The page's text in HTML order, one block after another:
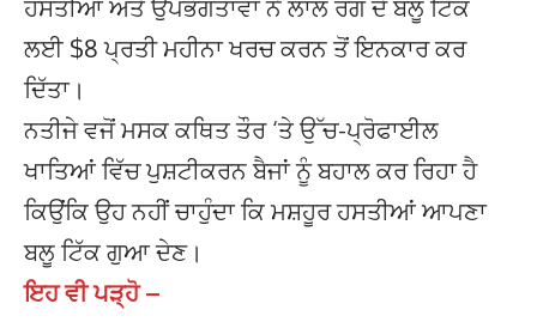
ਹਸਤੀਆਂ ਅਤੇ ਉਪਭੋਗਤਾਵਾਂ ਨੇ ਲਾਲ ਰੰਗ ਦੇ ਬਲੂ ਟਿੱਕ
ਲਈ $8 ਪ੍ਰਤੀ ਮਹੀਨਾ ਖਰਚ ਕਰਨ ਤੋਂ ਇਨਕਾਰ ਕਰ
ਦਿੱਤਾ।
ਨਤੀਜੇ ਵਜੋਂ ਮਸਕ ਕਥਿਤ ਤੌਰ ‘ਤੇ ਉੱਚ-ਪ੍ਰੋਫਾਈਲ
ਖਾਤਿਆਂ ਵਿੱਚ ਪੁਸ਼ਟੀਕਰਨ ਬੈਜਾਂ ਨੂੰ ਬਹਾਲ ਕਰ ਰਿਹਾ ਹੈ
ਕਿਉਂਕਿ ਉਹ ਨਹੀਂ ਚਾਹੁੰਦਾ ਕਿ ਮਸ਼ਹੂਰ ਹਸਤੀਆਂ ਆਪਣਾ
ਬਲੂ ਟਿੱਕ ਗੁਆ ਦੇਣ।
ਇਹ ਵੀ ਪੜ੍ਹੋ –